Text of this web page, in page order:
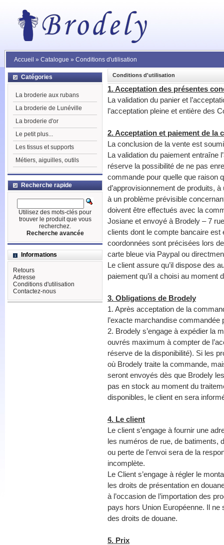
Accueil » Catalogue » Conditions d'utilisation
Conditions d'utilisation
1. Acceptation des présentes
La validation du panier et
l’acceptation pleine et entière des
2. Acceptation et paiement de la
La conclusion de la vente est
La validation du paiement entraîne
réserve la possibilité de ne pas
commande pour quelle que raison
d’approvisionnement de produits,
à un problème prévisible
doivent être effectués avec la
Josiane et envoyé à Brodely – 7
clients dont le compte bancaire
coordonnées sont précisées lors
carte bleue via Paypal ou
Le client assure qu’il dispose des
paiement qu’il a choisi au moment
3. Obligations de Brodely
1. Après acceptation de la
l’exacte marchandise commandée
2. Brodely s’engage à expédier la
ouvrés maximum à compter de
réserve de la disponibilité). Si les
où Brodely traite la commande,
seront envoyés dès que Brodely
pas en stock au moment du
disponibles, le client en sera
4. Le client
Le client s’engage à fournir une
les numéros de rue, de batiments,
ou perte de l'envoi sera de la
incomplète.
Le Client s’engage à régler le
les droits de présentation en
à l’occasion de l’importation des
pays hors Union Européenne. Il
des droits de douane.
5. Prix
Catégories
La broderie aux rubans
La broderie de Lunéville
La broderie d'or
Le petit plus...
Les tissus et supports
Métiers, aiguilles, outils
Recherche rapide
Utilisez des mots-clés pour
trouver le produit que vous
recherchez.
Recherche avancée
Informations
Retours
Adresse
Conditions d'utilisation
Contactez-nous